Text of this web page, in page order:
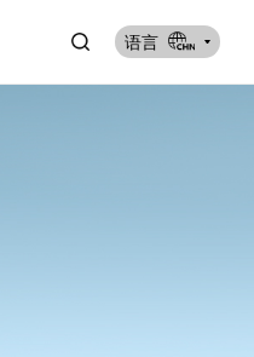
语言